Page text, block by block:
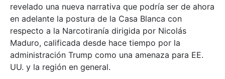
revelado una nueva narrativa que podría ser de ahora
en adelante la postura de la Casa Blanca con
respecto a la Narcotiranía dirigida por Nicolás
Maduro, calificada desde hace tiempo por la
administración Trump como una amenaza para EE.
UU. y la región en general.